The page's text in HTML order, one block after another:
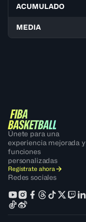
ACUMULADO
MEDIA
Únete para una
experiencia mejorada y
funciones
personalizadas
Regístrate ahora
Redes sociales